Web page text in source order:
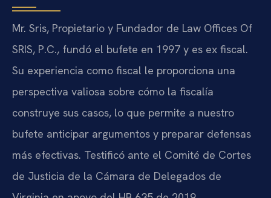
Mr. Sris, Propietario y Fundador de Law Offices Of
SRIS, P.C., fundó el bufete en 1997 y es ex fiscal.
Su experiencia como fiscal le proporciona una
perspectiva valiosa sobre cómo la fiscalía
construye sus casos, lo que permite a nuestro
bufete anticipar argumentos y preparar defensas
más efectivas. Testificó ante el Comité de Cortes
de Justicia de la Cámara de Delegados de